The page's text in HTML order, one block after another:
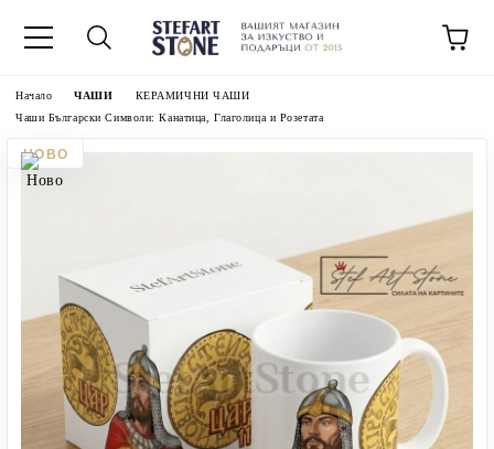
Начало ЧАШИ
КЕРАМИЧНИ ЧАШИ
Чаши Български Символи: Канатица, Глаголица и Розетата